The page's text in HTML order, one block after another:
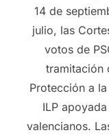
14 de
julio, las
votos de
tramitación
Protección a
ILP
valencianos.